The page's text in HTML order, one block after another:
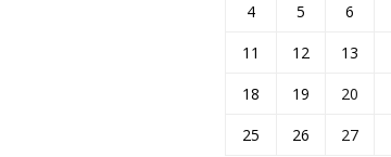
4
5 6
11
12 13
18
19 20
25
26 27